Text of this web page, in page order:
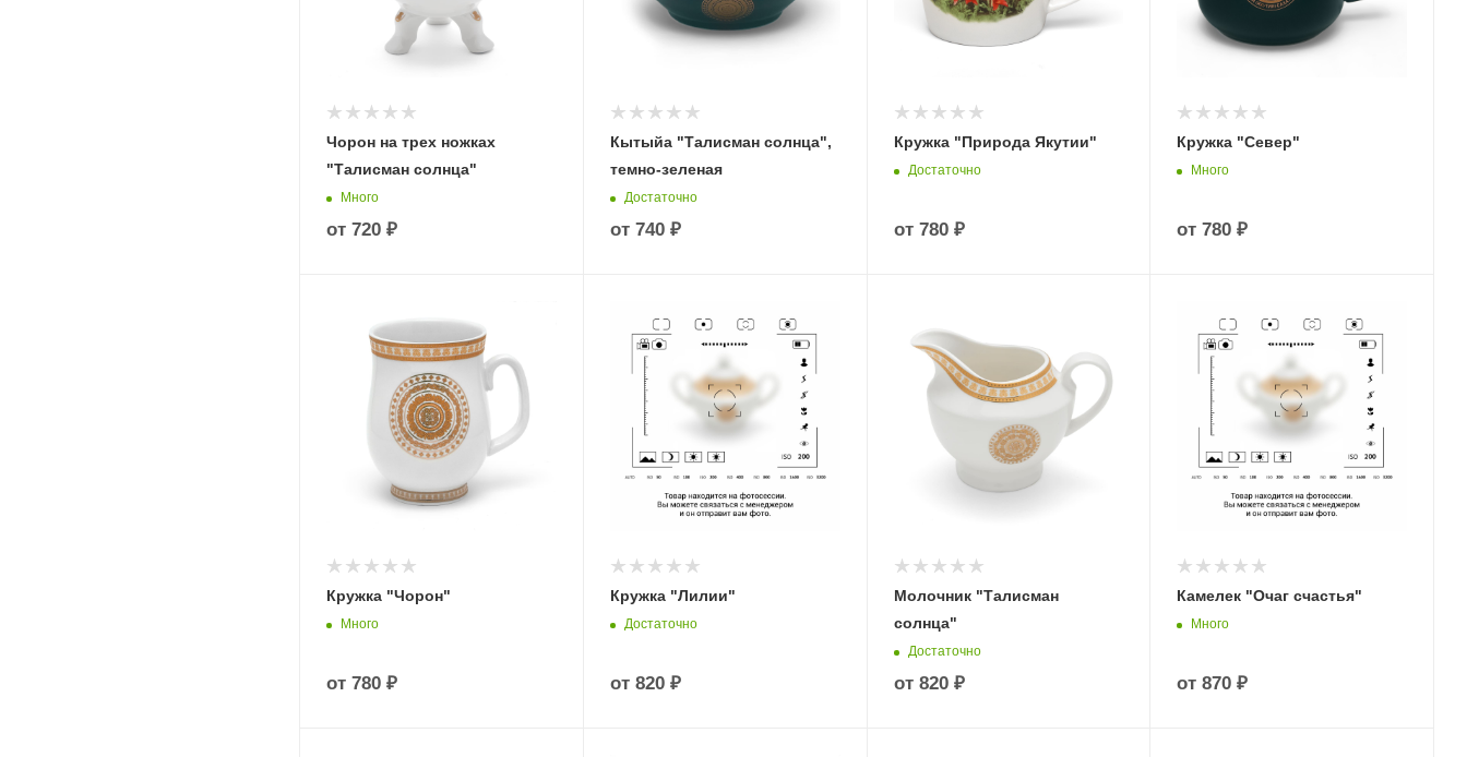
Чорон на трех ножках
"Талисман солнца"
Много
от 720 ₽
Кытыйа "Талисман солнца",
темно-зеленая
Достаточно
от 740 ₽
Кружка "Природа Якутии"
Достаточно
от 780 ₽
Кружка "Север"
Много
от780 ₽
Кружка "Чорон"
Много
от 780 ₽
Кружка "Лилии"
Достаточно
от 820 ₽
Молочник "Талисман
солнца"
Достаточно
от 820 ₽
Камелек "Очаг счастья"
Много
от870 ₽